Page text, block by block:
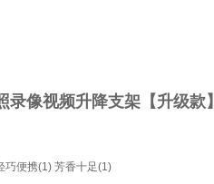
像视频升降支架【升级款】
巧便携(1) 芳香十足(1)